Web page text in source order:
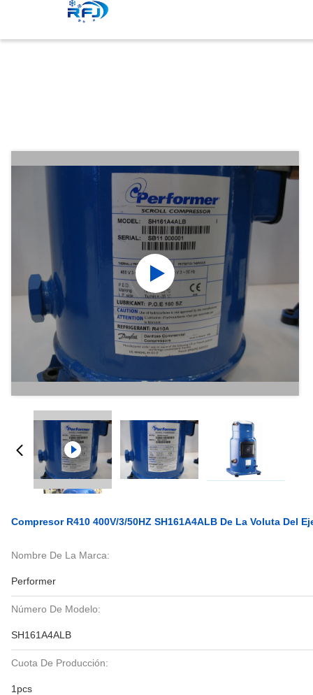
Compresor R410 400V/3/50HZ SH161A4ALB De La Voluta Del
Nombre De La Marca:
Performer
Número De Modelo:
SH161A4ALB
Cuota De Producción:
1pcs